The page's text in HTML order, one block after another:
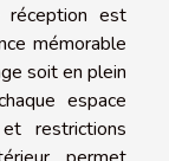
réception est
mémorable
soit en plein
espace
restrictions